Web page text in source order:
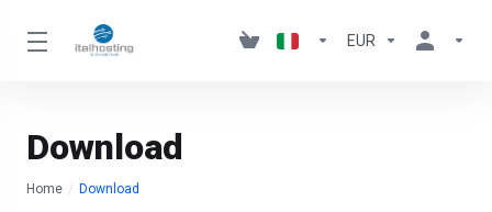
EUR
Download
Home Download